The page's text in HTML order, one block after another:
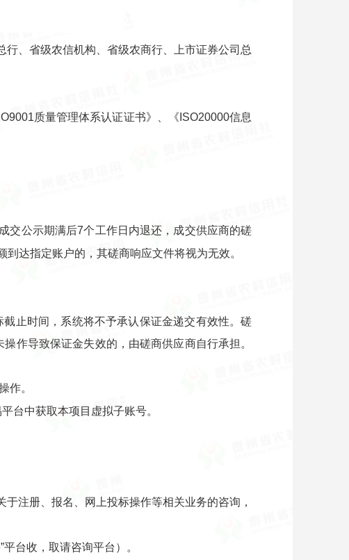
、省级农信机构、省级农商行、上市证券公司总
质量管理体系认证证书》、《ISO20000信息
交公示期满后7个工作日内退还，成交供应商的磋
达指定账户的，其磋商响应文件将视为无效。
止时间，系统将不予承认保证金递交有效性。磋
作导致保证金失效的，由磋商供应商自行承担。
作。
台中获取本项目虚拟子账号。
注册、报名、网上投标操作等相关业务的咨询，
台收，取请咨询平台）。